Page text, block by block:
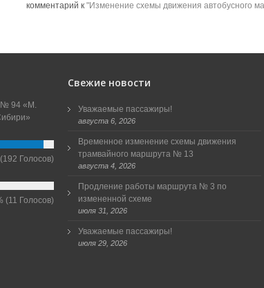
комментарий к "Изменение схемы движения автобусного
№ 94 «М.
(192 Голосов)
(11 Голосов)
Свежие новости
Уважаемые пассажиры!
августа 6, 2026
Временное изменение схемы движения
трамвайного маршрута № 13
августа 4, 2026
Продление работы маршрута № 3 по
измененной схеме
июля 31, 2026
Уважаемые пассажиры!
июля 29, 2026